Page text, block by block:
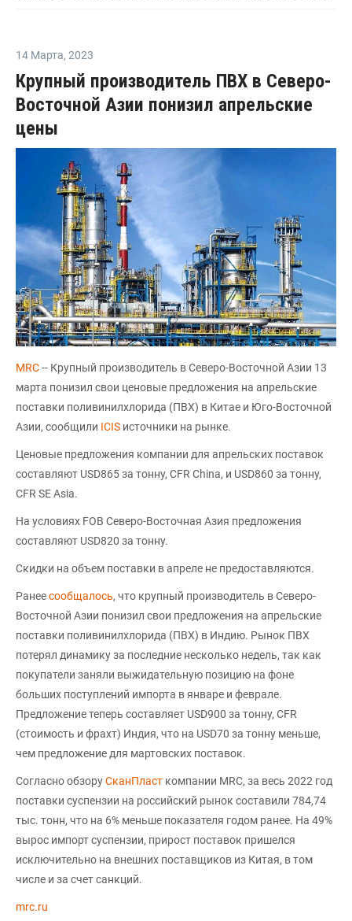
14 Марта, 2023
Крупный производитель ПВХ в Северо-
Восточной Азии понизил апрельские
цены
MRC-- Крупный производитель в Северо-Восточной Азии 13
марта понизил свои ценовые предложения на апрельские
поставки поливинилхлорида (ПВХ) в Китае и Юго-Восточной
Азии, сообщили ICIS источники на рынке.
Ценовые предложения компании для апрельских поставок
составляют USD865 за тонну, CFR China, и USD860 за тонну,
CFR SE Asia.
На условиях FOB Северо-Восточная Азия предложения
составляют USD820 за тонну.
Скидки на объем поставки в апреле не предоставляются.
Ранеесообщалось, что крупный производитель в Северо-
Восточной Азии понизил свои предложения на апрельские
поставки поливинилхлорида (ПВХ) в Индию. Рынок ПВХ
потерял динамику за последние несколько недель, так как
покупатели заняли выжидательную позицию на фоне
больших поступлений импорта в январе и феврале.
Предложение теперь составляет USD900 за тонну, CFR
(стоимость и фрахт) Индия, что на USD70 за тонну меньше,
чем предложение для мартовских поставок.
Согласно обзоруСканПласт компании MRC, за весь 2022 год
поставки суспензии на российский рынок составили 784,74
тыс. тонн, что на 6% меньше показателя годом ранее. На 49%
вырос импорт суспензии, прирост поставок пришелся
исключительно на внешних поставщиков из Китая, в том
числе и за счет санкций.
mrc.ru